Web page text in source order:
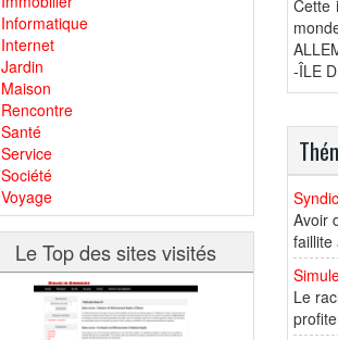
Informatique
Internet
Jardin
Maison
Rencontre
Santé
Service
Société
Voyage
Le Top des sites visités
Cette
-ÎLE
Avoir
faillite
Le